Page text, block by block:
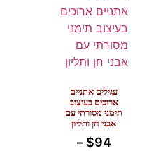
עגילים אתניים
ארוכים בעיצוב
תימני מסורתי עם
אבני חן ותליון
$94
–